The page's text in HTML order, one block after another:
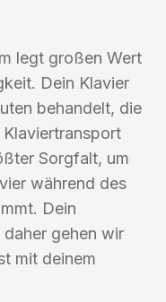
legt großen Wert
Dein Klavier
behandelt, die
Sorgfalt, um
während des
Dein
gehen wir
mit deinem